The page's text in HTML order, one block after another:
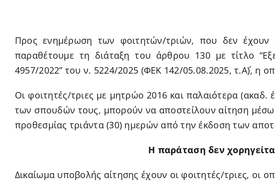
Προς ενημέρωση των φοιτητών/τριών, που δεν έχουν
παραθέτουμε τη διάταξη του άρθρου 130 με τίτλο
4957/2022” του ν. 5224/2025 (ΦΕΚ 142/05.08.2025, τ.Α΄), η
Οι φοιτητές/τριες με μητρώο 2016 και παλαιότερα
των σπουδών τους, μπορούν να αποστείλουν αίτηση μέσω
προθεσμίας τριάντα (30) ημερών από την έκδοση των
Η παράταση δεν
Δικαίωμα υποβολής αίτησης έχουν οι φοιτητές/τριες, οι